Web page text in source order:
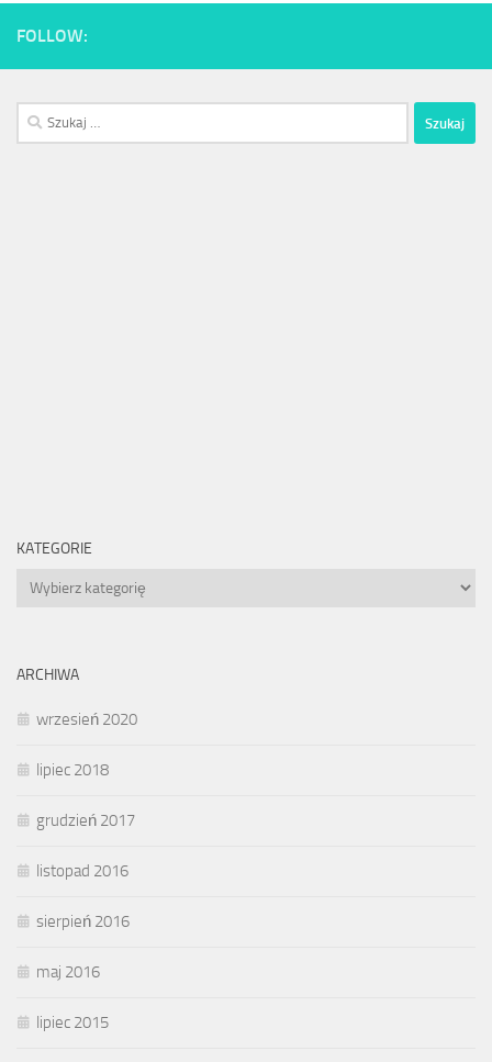
FOLLOW:
Szukaj:
KATEGORIE
Kategorie
ARCHIWA
wrzesień 2020
lipiec 2018
grudzień 2017
listopad 2016
sierpień 2016
maj 2016
lipiec 2015